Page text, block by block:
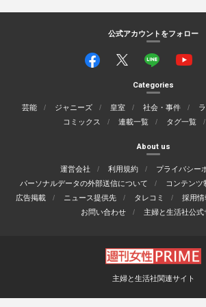
公式アカウントをフォロー
Categories
芸能 ジャニーズ 皇室 社会・事件
コミックス
連載一覧 タグ一覧
About us
運営会社 利用規約
プライバシー
パーソナルデータの外部送信について
コンテンツ
広告掲載
ニュース提供先 タレコミ 採用情
お問い合わせ
主婦と生活社公式
主婦と生活社関連サイト